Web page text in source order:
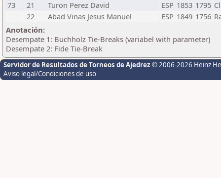
73 21 Turon Perez David ESP 1853 1795
22
Abad Vinas Jesus Manuel ESP 1849 1756
Anotación:
Desempate 1: Buchholz Tie-Breaks (variabel with parameter)
Desempate 2: Fide Tie-Break
Servidor de Resultados de Torneos de Ajedrez © 2006-2026 Heinz
Aviso legal/Condiciones de uso